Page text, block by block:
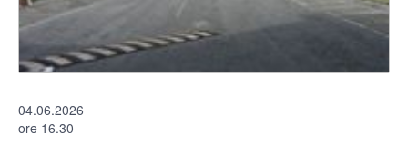
04.06.2026
ore 16.30